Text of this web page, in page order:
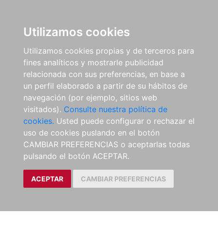
Utilizamos cookies
Utilizamos cookies propias y de terceros para
fines analíticos y mostrarle publicidad
relacionada con sus preferencias, en base a
un perfil elaborado a partir de su hábitos de
navegación (por ejemplo, sitios web
visitados). Consulte nuestra política de
cookies. Usted puede configurar o rechazar el
uso de cookies puslando en el botón
CAMBIAR PREFERENCIAS o aceptarlas todas
pulsando el botón ACEPTAR.
ACEPTAR CAMBIAR PREFERENCIAS